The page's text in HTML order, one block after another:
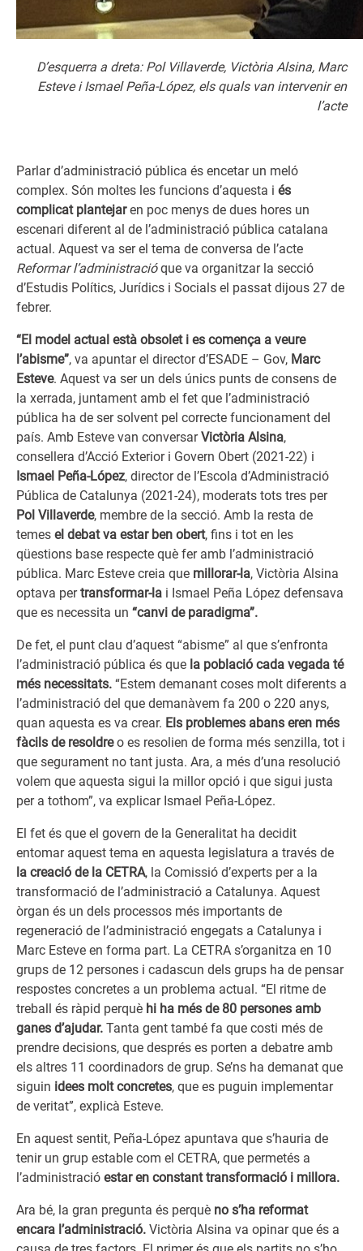
D’esquerra a dreta: Pol Villaverde, Victòria Alsina, Marc
Esteve i Ismael Peña-López, els quals van intervenir en
l’acte
Parlar d’administració pública és encetar un meló
complex. Són moltes les funcions d’aquesta i és
complicat plantejaren poc menys de dues hores un
escenari diferent al de l’administració pública catalana
actual. Aquest va ser el tema de conversa de l’acte
Reformar l’administracióque va organitzar la secció
d’Estudis Polítics, Jurídics i Socials el passat dijous 27 de
febrer.
“El model actual està obsolet i es comença a veure
l’abisme”, va apuntar el director d’ESADE – Gov, Marc
Esteve. Aquest va ser un dels únics punts de consens de
la xerrada, juntament amb el fet que l’administració
pública ha de ser solvent pel correcte funcionament del
país. Amb Esteve van conversarVictòria Alsina,
consellera d’Acció Exterior i Govern Obert (2021-22) i
Ismael Peña-López, director de l’Escola d’Administració
Pública de Catalunya (2021-24), moderats tots tres per
Pol Villaverde, membre de la secció. Amb la resta de
temes el debat va estar ben obert, fins i tot en les
qüestions base respecte què fer amb l’administració
pública. Marc Esteve creia que millorar-la, Victòria Alsina
optava pertransformar-la i Ismael Peña López defensava
que es necessita un “canvi de paradigma”.
De fet, el punt clau d’aquest “abisme” al que s’enfronta
l’administració pública és que la població cada vegada té
més necessitats. “Estem demanant coses molt diferents a
l’administració del que demanàvem fa 200 o 220 anys,
quan aquesta es va crear. Els problemes abans eren més
fàcils de resoldreo es resolien de forma més senzilla, tot i
que segurament no tant justa. Ara, a més d’una resolució
volem que aquesta sigui la millor opció i que sigui justa
per a tothom”, va explicar Ismael Peña-López.
El fet és que el govern de la Generalitat ha decidit
entomar aquest tema en aquesta legislatura a través de
la creació de la CETRA, la Comissió d’experts per a la
transformació de l’administració a Catalunya. Aquest
òrgan és un dels processos més importants de
regeneració de l’administració engegats a Catalunya i
Marc Esteve en forma part. La CETRA s’organitza en 10
grups de 12 persones i cadascun dels grups ha de pensar
respostes concretes a un problema actual. “El ritme de
treball és ràpid perquè hi ha més de 80 persones amb
ganes d’ajudar. Tanta gent també fa que costi més de
prendre decisions, que després es porten a debatre amb
els altres 11 coordinadors de grup. Se’ns ha demanat que
siguin idees molt concretes, que es puguin implementar
de veritat”, explicà Esteve.
En aquest sentit, Peña-López apuntava que s’hauria de
tenir un grup estable com el CETRA, que permetés a
l’administració estar en constant transformació i millora.
Ara bé, la gran pregunta és perquè no s’ha reformat
encara l’administració. Victòria Alsina va opinar que és a